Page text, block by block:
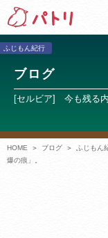
ふじもん紀行
ブログ
[セルビア] 今も残る内
HOME ブログ ふじもん
爆の痕」。